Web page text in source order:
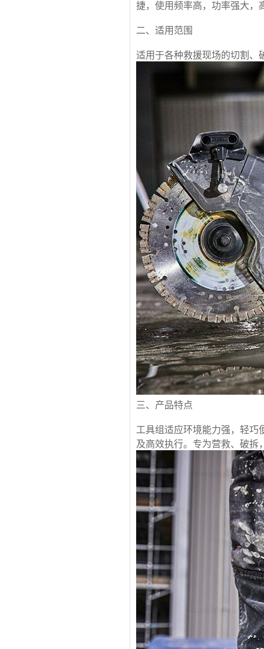
捷，使用频率高，功率强大，
二、适用范围
适用于各种救援现场的切割、
三、产品特点
工具组适应环境能力强，轻巧
及高效执行。专为营救、破拆